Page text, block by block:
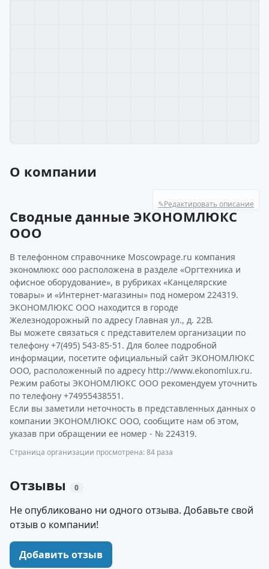
О компании
✎Редактировать описание
Сводные данные ЭКОНОМЛЮКС
ООО
В телефонном справочнике Moscowpage.ru компания
экономлюкс ооо расположена в разделе «Оргтехника и
офисное оборудование», в рубриках «Канцелярские
товары» и «Интернет-магазины» под номером 224319.
ЭКОНОМЛЮКС ООО находится в городе
Железнодорожный по адресу Главная ул., д. 22В.
Вы можете связаться с представителем организации по
телефону +7(495) 543-85-51. Для более подробной
информации, посетите официальный сайт ЭКОНОМЛЮКС
ООО, расположенный по адресу http://www.ekonomlux.ru.
Режим работы ЭКОНОМЛЮКС ООО рекомендуем уточнить
по телефону +74955438551.
Если вы заметили неточность в представленных данных о
компании ЭКОНОМЛЮКС ООО, сообщите нам об этом,
указав при обращении ее номер - № 224319.
Страница организации просмотрена: 84 раза
Отзывы 0
Не опубликовано ни одного отзыва. Добавьте свой
отзыв о компании!
Добавить отзыв